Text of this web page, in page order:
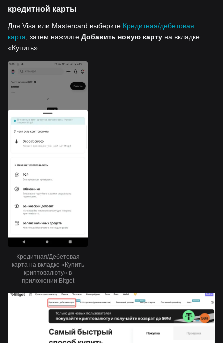
кредитной карты
Для Visa или Mastercard выберите Кредитная/дебетовая
карта , затем нажмите Добавить новую карту на вкладке
«Купить».
Кредитная/Дебетовая
карта на вкладке «Купить
криптовалюту» в
приложении Bitget